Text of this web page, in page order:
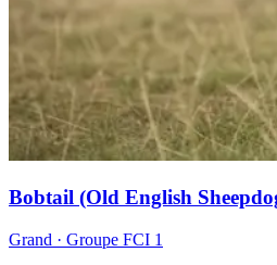
Bobtail (Old English
Grand · Groupe FCI 1